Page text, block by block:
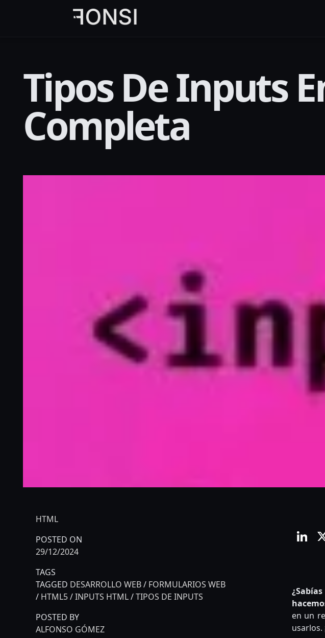
Tipos De Inputs
Completa
HTML
POSTED ON
29/12/2024
TAGS
TAGGED DESARROLLO WEB/ FORMULARIOS WEB
/ HTML5/INPUTS HTML/TIPOS DE INPUTS
POSTED BY
ALFONSO GÓMEZ
en un
usarlos.